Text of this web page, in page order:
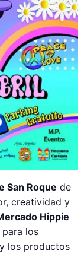
San Roque de
creatividad y
Hippie
los
los productos